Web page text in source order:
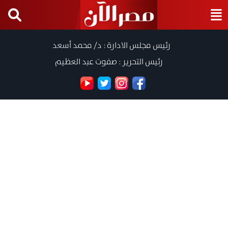
رئيس مجلس الادارة : د/ محمد أسعد
رئيس التحرير : صفوت عبد العظيم